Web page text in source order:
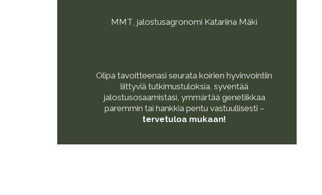
MMT, jalostusagronomi Katariina Mäki
Olipa tavoitteenasi seurata koirien hyvinvointiin
liittyviä tutkimustuloksia, syventää
jalostusosaamistasi, ymmärtää genetiikkaa
paremmin tai hankkia pentu vastuullisesti –
tervetuloa mukaan!